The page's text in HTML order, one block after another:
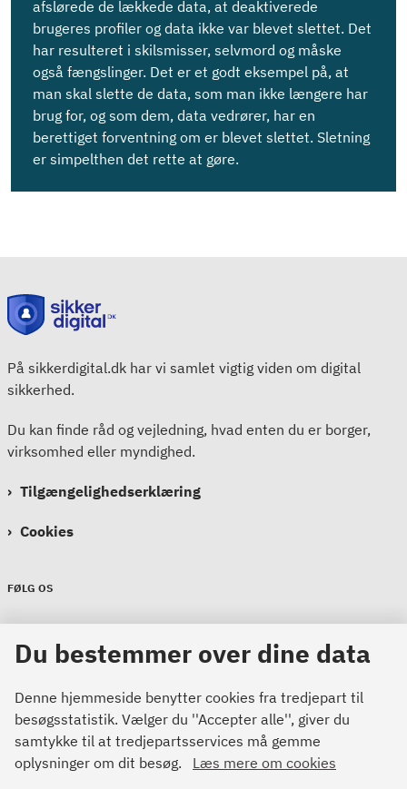
afslørede de lækkede data, at deaktiverede
brugeres profiler og data ikke var blevet slettet. Det
har resulteret i skilsmisser, selvmord og måske
også fængslinger. Det er et godt eksempel på, at
man skal slette de data, som man ikke længere har
brug for, og som dem, data vedrører, har en
berettiget forventning om er blevet slettet. Sletning
er simpelthen det rette at gøre.
På sikkerdigital.dk har vi samlet vigtig viden om digital
sikkerhed.
Du kan finde råd og vejledning, hvad enten du er borger,
virksomhed eller myndighed.
Tilgængelighedserklæring
Cookies
FØLG OS
Sikkerdigital
Sikkerdigital
Bemærk!
Du bestemmer over dine data
Denne hjemmeside benytter cookies fra tredjepart til
besøgsstatistik. Vælger du ''Accepter alle'', giver du
samtykke til at tredjepartsservices må gemme
oplysninger om dit besøg.
Læs mere om cookies